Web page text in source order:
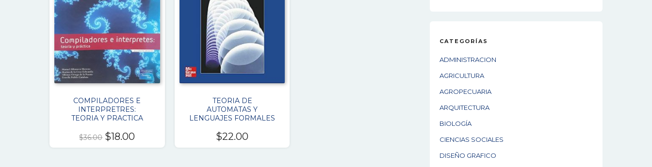
COMPILADORES E
INTERPRETRES:
TEORIA Y PRACTICA
$36.00 El
precio
$18.00
precio
TEORIA DE
AUTOMATAS Y
LENGUAJES FORMALES
$22.00
CATEGORÍAS
ADMINISTRACION
AGRICULTURA
AGROPECUARIA
ARQUITECTURA
BIOLOGÍA
CIENCIAS SOCIALES
DISEÑO GRAFICO